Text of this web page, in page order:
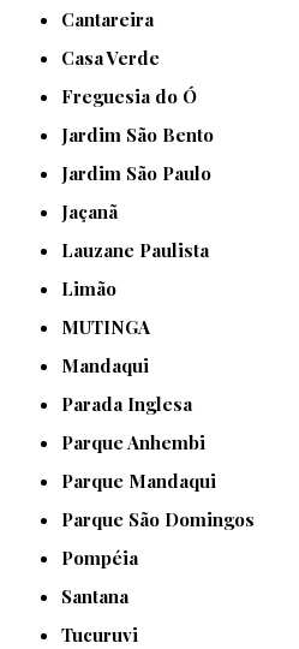
Cantareira
Casa Verde
Freguesia do Ó
Jardim São Bento
Jardim São Paulo
Jaçanã
Lauzane Paulista
Limão
MUTINGA
Mandaqui
Parada Inglesa
Parque Anhembi
Parque Mandaqui
Parque São Domingos
Pompéia
Santana
Tucuruvi